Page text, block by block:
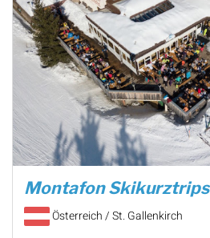
Montafon Skikurztrips
Österreich / St. Gallenkirch